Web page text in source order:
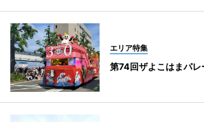
エリア特集
第74回ザよこはまパ